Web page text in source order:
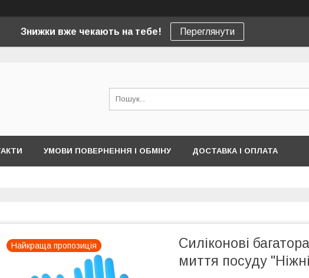
Знижки вже чекають на тебе! Переглянути
УМОВИ ПОВЕРНЕННЯ І ОБМІНУ ДОСТАВКА І ОПЛАТА
Найкраща пропозиція
Силіконові
миття посуду